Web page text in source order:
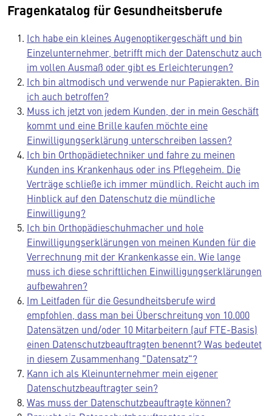
Fragenkatalog für Gesundheitsberufe
Ich habe ein kleines Augenoptikergeschäft und bin
Einzelunternehmer, betrifft mich der Datenschutz auch
im vollen Ausmaß oder gibt es Erleichterungen?
Ich bin altmodisch und verwende nur Papierakten. Bin
ich auch betroffen?
Muss ich jetzt von jedem Kunden, der in mein Geschäft
kommt und eine Brille kaufen möchte eine
Einwilligungserklärung unterschreiben lassen?
Ich bin Orthopädietechniker und fahre zu meinen
Kunden ins Krankenhaus oder ins Pflegeheim. Die
Verträge schließe ich immer mündlich. Reicht auch im
Hinblick auf den Datenschutz die mündliche
Einwilligung?
Ich bin Orthopädieschuhmacher und hole
Einwilligungserklärungen von meinen Kunden für die
Verrechnung mit der Krankenkasse ein. Wie lange
muss ich diese schriftlichen Einwilligungserklärungen
aufbewahren?
Im Leitfaden für die Gesundheitsberufe wird
empfohlen, dass man bei Überschreitung von 10.000
Datensätzen und/oder 10 Mitarbeitern (auf FTE-Basis)
einen Datenschutzbeauftragten benennt? Was bedeutet
in diesem Zusammenhang "Datensatz"?
Kann ich als Kleinunternehmer mein eigener
Datenschutzbeauftragter sein?
Was muss der Datenschutzbeauftragte können?